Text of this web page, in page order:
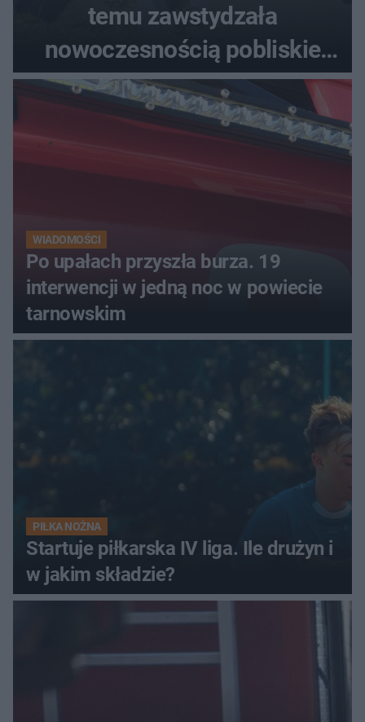
temu zawstydzała
nowoczesnością pobliskie
miasta. Prąd, telefon i
luksusowa auta
WIADOMOŚCI
Po upałach przyszła burza. 19
interwencji w jedną noc w powiecie
tarnowskim
PIŁKA NOŻNA
Startuje piłkarska IV liga. Ile drużyn i
w jakim składzie?